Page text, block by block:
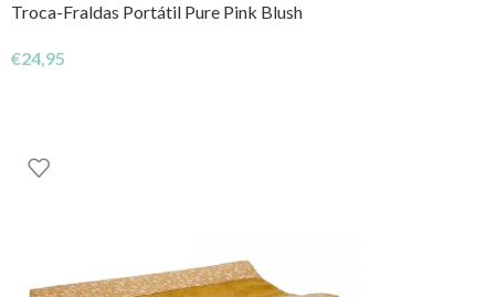
Troca-Fraldas Portátil Pure Pink Blush
€24,95